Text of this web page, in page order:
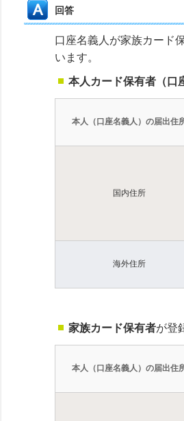
回答
口座名義人が家族カード
います。
本人カード保有者（口
本人（口座名義人）の届出住
国内住所
海外住所
家族カード保有者が登
本人（口座名義人）の届出住